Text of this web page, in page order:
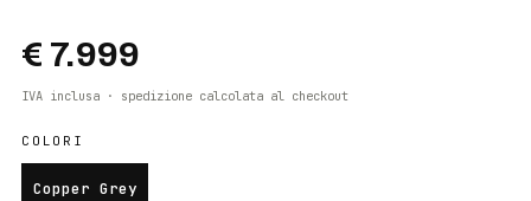
€ 7.999
IVA inclusa · spedizione calcolata al checkout
COLORI
Copper Grey